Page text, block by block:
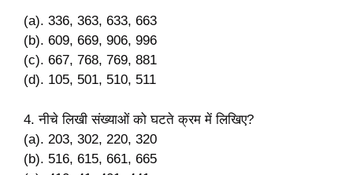
(a). 336, 363, 633, 663
(b). 609, 669, 906, 996
(c). 667, 768, 769, 881
(d). 105, 501, 510, 511
4. नीचे लिखी संख्याओं को घटते क्रम में लिखिए?
(a). 203, 302, 220, 320
(b). 516, 615, 661, 665